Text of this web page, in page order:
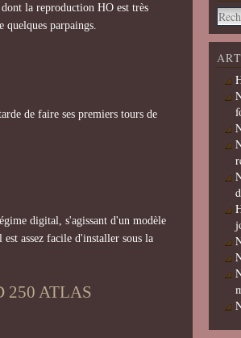
la reproduction HO est très
quelques parpaings.
de faire ses premiers tours de
digital, s'agissant d'un modèle
assez facile d'installer sous la
250 ATLAS